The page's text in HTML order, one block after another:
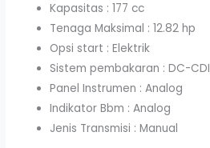
Kapasitas : 177 cc
Tenaga Maksimal : 12.82 hp
Opsi start : Elektrik
Sistem pembakaran : DC-CDI
Panel Instrumen : Analog
Indikator Bbm : Analog
Jenis Transmisi : Manual